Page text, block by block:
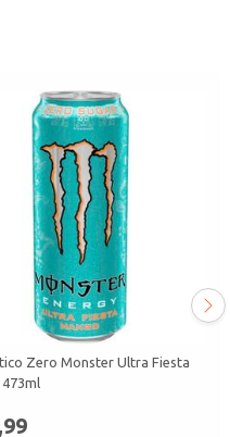
Zero Monster Ultra Fiesta